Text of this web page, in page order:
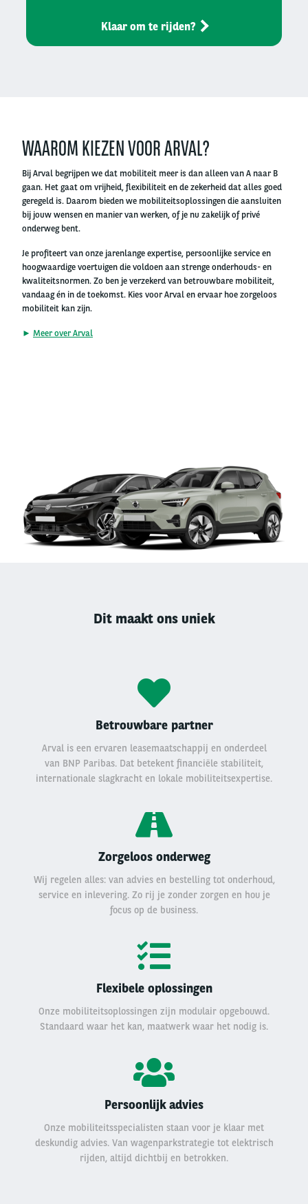
Klaar om te rijden?
WAAROM KIEZEN VOOR ARVAL?
Bij Arval begrijpen we dat mobiliteit meer is dan alleen van A naar B
gaan. Het gaat om vrijheid, flexibiliteit en de zekerheid dat alles goed
geregeld is. Daarom bieden we mobiliteitsoplossingen die aansluiten
bij jouw wensen en manier van werken, of je nu zakelijk of privé
onderweg bent.
Je profiteert van onze jarenlange expertise, persoonlijke service en
hoogwaardige voertuigen die voldoen aan strenge onderhouds- en
kwaliteitsnormen. Zo ben je verzekerd van betrouwbare mobiliteit,
vandaag én in de toekomst. Kies voor Arval en ervaar hoe zorgeloos
mobiliteit kan zijn.
► Meer over Arval
Dit maakt ons uniek
Betrouwbare partner
Arval is een ervaren leasemaatschappij en onderdeel
van BNP Paribas. Dat betekent financiële stabiliteit,
internationale slagkracht en lokale mobiliteitsexpertise.
Zorgeloos onderweg
Wij regelen alles: van advies en bestelling tot onderhoud,
service en inlevering. Zo rij je zonder zorgen en hou je
focus op de business.
Flexibele oplossingen
Onze mobiliteitsoplossingen zijn modulair opgebouwd.
Standaard waar het kan, maatwerk waar het nodig is.
Persoonlijk advies
Onze mobiliteitsspecialisten staan voor je klaar met
deskundig advies. Van wagenparkstrategie tot elektrisch
rijden, altijd dichtbij en betrokken.